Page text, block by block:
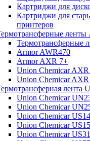
Картриджи для
Картриджи для
принтеров
ленты
Термотрансферные
Armor AWR470
Armor AXR 7+
Union Chemicar
Union Chemicar
лента
Union Chemicar
Union Chemicar
Union Chemicar
Union Chemicar
Union Chemicar